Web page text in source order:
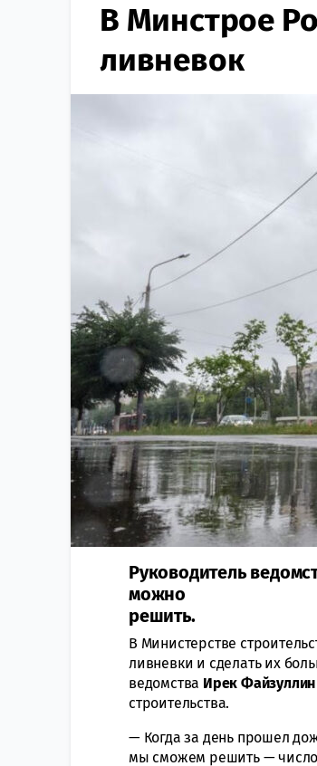
В Минстрое
ливневок
Руководитель
можно
решить.
В Министерстве
ливневки и сделать их
ведомства Ирек Файзуллин
строительства.
— Когда за день прошел
мы сможем решить — число